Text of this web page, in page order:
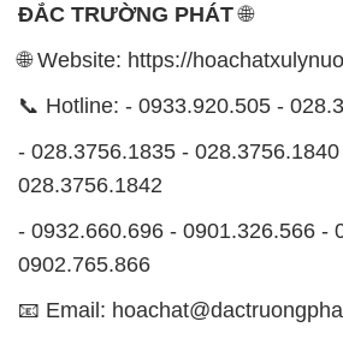
ĐẮC TRƯỜNG PHÁT🌐
🌐 Website: https://
📞 Hotline: - 0933.920.505 -
- 028.3756.1835 -
028.3756.1842
- 0932.660.696 - 0901.326.566 -
0902.765.866
📧 Email: